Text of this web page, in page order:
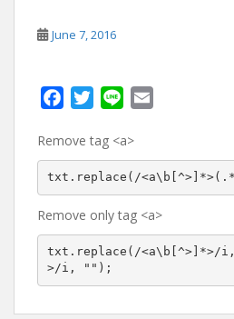
June 7, 2016
c
e
o
o
k
i
t
e
r
n
e
i
Remove tag <a>
txt.replace(/
Remove only tag <a>
txt.replace(/<a\b[^>]*>/
>/i, "");